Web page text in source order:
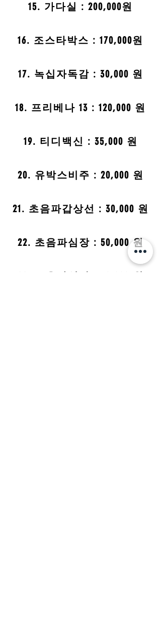
15. 가다실 : 200,000원
16. 조스타박스 : 170,000원
17. 녹십자독감 : 30,000 원
18. 프리베나 13 : 120,000 원
19. 티디백신 : 35,000 원
20. 유박스비주 : 20,000 원
21. 초음파갑상선 : 30,000 원
22. 초음파심장 : 50,000 원
22. 초음파심장 : 50,000 원